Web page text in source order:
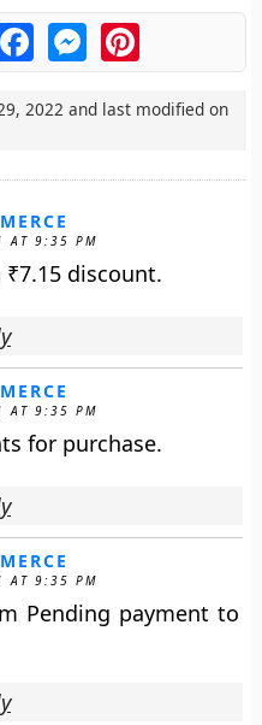
FacebookMessengerPinterest
2022 and last modified on
AT 9:35 PM
₹7.15 discount.
AT 9:35 PM
for purchase.
AT 9:35 PM
Pending payment to